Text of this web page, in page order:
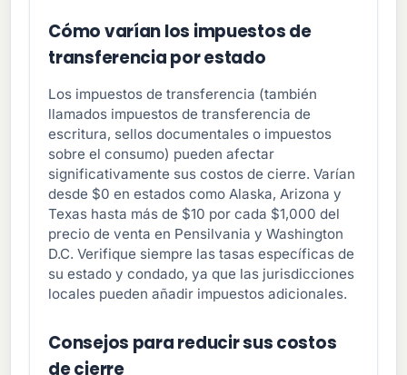
Cómo varían los impuestos de
transferencia por estado
Los impuestos de transferencia (también
llamados impuestos de transferencia de
escritura, sellos documentales o impuestos
sobre el consumo) pueden afectar
significativamente sus costos de cierre. Varían
desde $0 en estados como Alaska, Arizona y
Texas hasta más de $10 por cada $1,000 del
precio de venta en Pensilvania y Washington
D.C. Verifique siempre las tasas específicas de
su estado y condado, ya que las jurisdicciones
locales pueden añadir impuestos adicionales.
Consejos para reducir sus costos
de cierre